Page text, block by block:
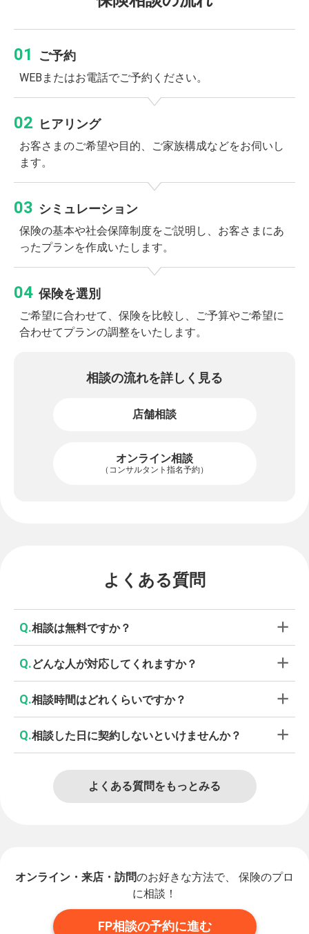
ご予約
WEBまたはお電話でご予約ください。
ヒアリング
お客さまのご希望や目的、ご家族構成などをお伺いし
ます。
シミュレーション
保険の基本や社会保障制度をご説明し、お客さまにあ
ったプランを作成いたします。
保険を選別
ご希望に合わせて、保険を比較し、ご予算やご希望に
合わせてプランの調整をいたします。
相談の流れを詳しく見る
店舗相談
オンライン相談
（コンサルタント指名予約）
よくある質問
Q.相談は無料ですか？
Q.どんな人が対応してくれますか？
Q.相談時間はどれくらいですか？
Q.相談した日に契約しないといけませんか？
よくある質問をもっとみる
オンライン・来店・訪問のお好きな方法で、 保険のプロ
に相談！
FP相談の予約に進む